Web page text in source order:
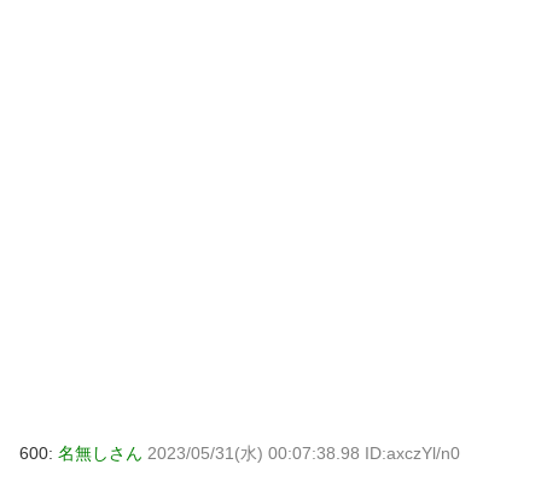
600: 名無しさん 2023/05/31(水) 00:07:38.98 ID:axczYl/n0